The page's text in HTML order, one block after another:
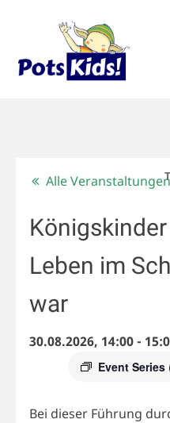
Alle Veranstaltungen
Leben im
war
30.08.2026, 14:00-
Event Series
Bei dieser Führung